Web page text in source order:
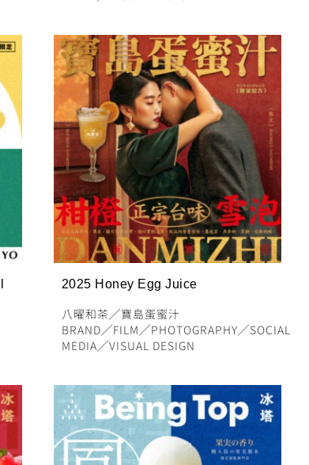
2025 Honey Egg Juice
八曜和茶 ╱寶島蛋蜜汁
BRAND╱FILM ╱PHOTOGRAPHY╱SOCIAL
MEDIA╱VISUAL DESIGN